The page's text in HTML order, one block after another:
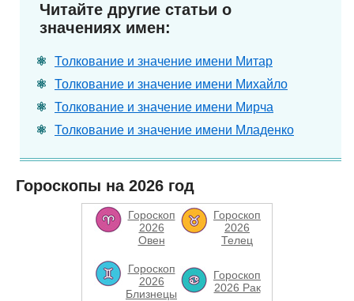
Читайте другие статьи о
значениях имен:
Толкование и значение имени Митар
Толкование и значение имени Михайло
Толкование и значение имени Мирча
Толкование и значение имени Младенко
Гороскопы на 2026 год
Гороскоп
2026
Овен
Гороскоп
2026
Телец
Гороскоп
2026
Близнецы
Гороскоп
2026 Рак